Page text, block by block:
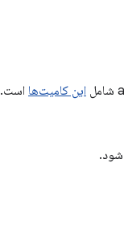
این کامیت‌ها است.
شود.